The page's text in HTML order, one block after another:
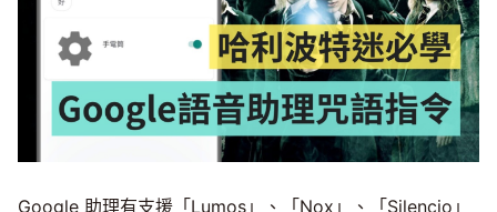
Google 助理有支援「Lumos」、「Nox」、「Silencio」